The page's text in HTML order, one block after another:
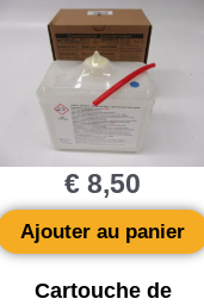
Cartouche de
€ 8,50
Ajouter au panier